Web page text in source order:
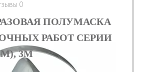
ПОЛУМАСКА
РАБОТ СЕРИИ
М), 3М
0